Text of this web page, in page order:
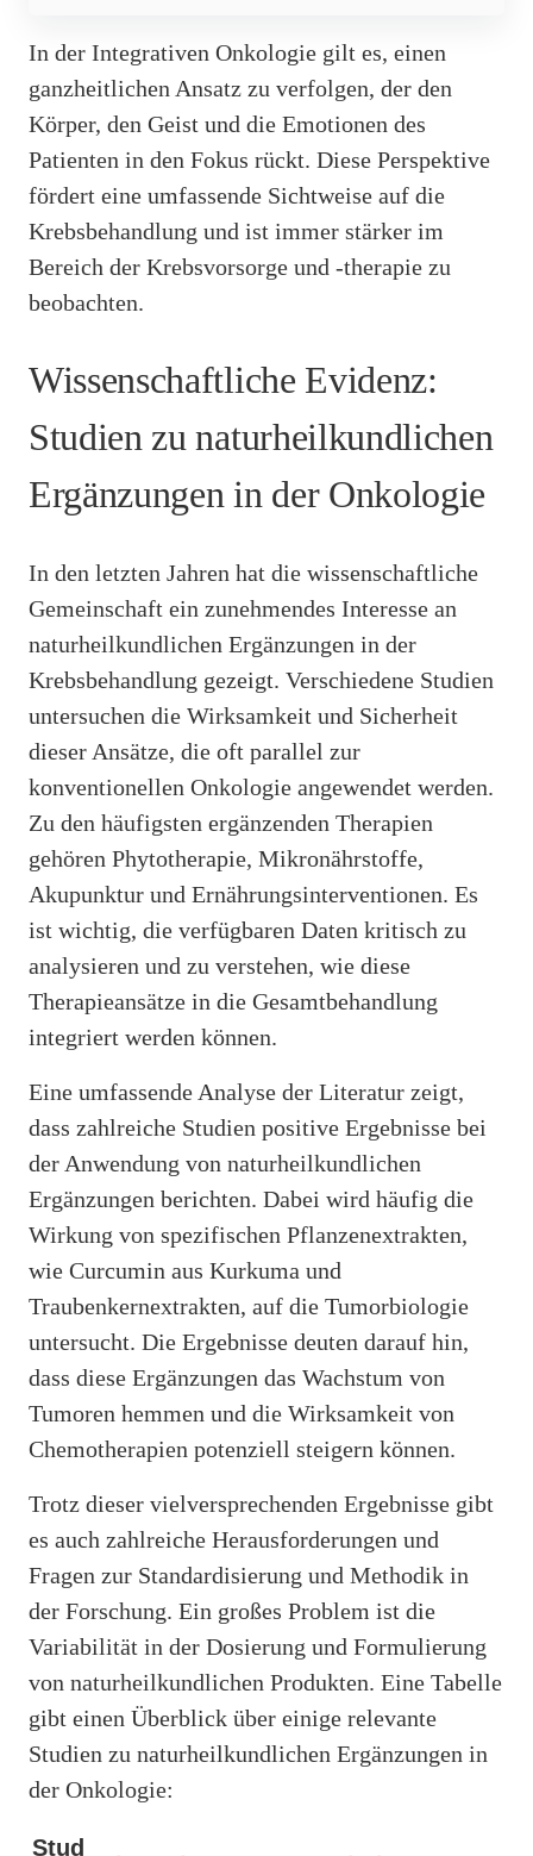
In der Integrativen Onkologie gilt es, einen
ganzheitlichen Ansatz zu verfolgen, der den
Körper, den Geist und die Emotionen des
Patienten in den Fokus rückt. Diese Perspektive
fördert eine umfassende Sichtweise auf die
Krebsbehandlung und ist immer stärker im
Bereich der Krebsvorsorge und -therapie zu
beobachten.
Wissenschaftliche Evidenz:
Studien zu naturheilkundlichen
Ergänzungen in der Onkologie
In den letzten Jahren hat die wissenschaftliche
Gemeinschaft ein zunehmendes Interesse an
naturheilkundlichen Ergänzungen in der
Krebsbehandlung gezeigt. Verschiedene Studien
untersuchen die Wirksamkeit und Sicherheit
dieser Ansätze, die oft parallel zur
konventionellen Onkologie angewendet werden.
Zu den häufigsten ergänzenden Therapien
gehören Phytotherapie, Mikronährstoffe,
Akupunktur und Ernährungsinterventionen. Es
ist wichtig, die verfügbaren Daten kritisch zu
analysieren und zu verstehen, wie diese
Therapieansätze in die Gesamtbehandlung
integriert werden können.
Eine umfassende Analyse der Literatur zeigt,
dass zahlreiche Studien positive Ergebnisse bei
der Anwendung von naturheilkundlichen
Ergänzungen berichten. Dabei wird häufig die
Wirkung von spezifischen Pflanzenextrakten,
wie Curcumin aus Kurkuma und
Traubenkernextrakten, auf die Tumorbiologie
untersucht. Die Ergebnisse deuten darauf hin,
dass diese Ergänzungen das Wachstum von
Tumoren hemmen und die Wirksamkeit von
Chemotherapien potenziell steigern können.
Trotz dieser vielversprechenden Ergebnisse gibt
es auch zahlreiche Herausforderungen und
Fragen zur Standardisierung und Methodik in
der Forschung. Ein großes Problem ist die
Variabilität in der Dosierung und Formulierung
von naturheilkundlichen Produkten. Eine Tabelle
gibt einen Überblick über einige relevante
Studien zu naturheilkundlichen Ergänzungen in
der Onkologie:
Stud